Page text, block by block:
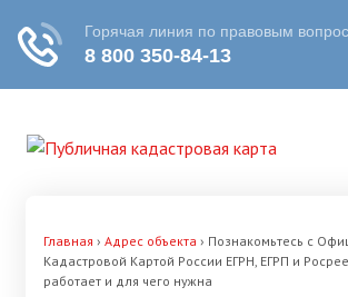
Главная › Адрес объекта › Познакомьтесь с
Кадастровой Картой России ЕГРН, ЕГРП и
работает и для чего нужна